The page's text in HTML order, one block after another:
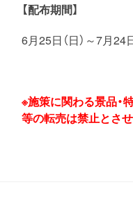
【配布期間】
6月25日（日）～7月24日
※施策に関わる景品・
等の転売は禁止とさ